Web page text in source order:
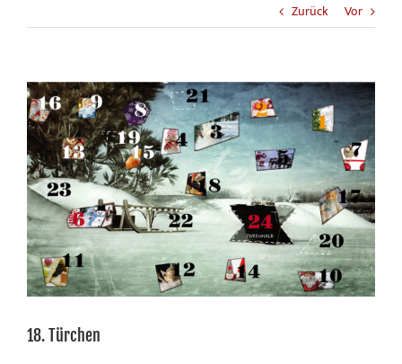
Zurück Vor
Zeige
grösseres
Bild
18. Türchen